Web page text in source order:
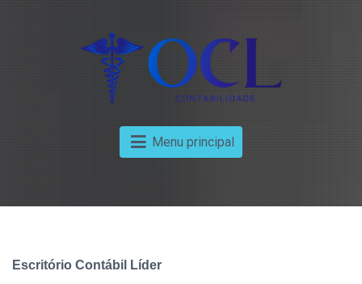
Menu principal
Escritório Contábil Líder